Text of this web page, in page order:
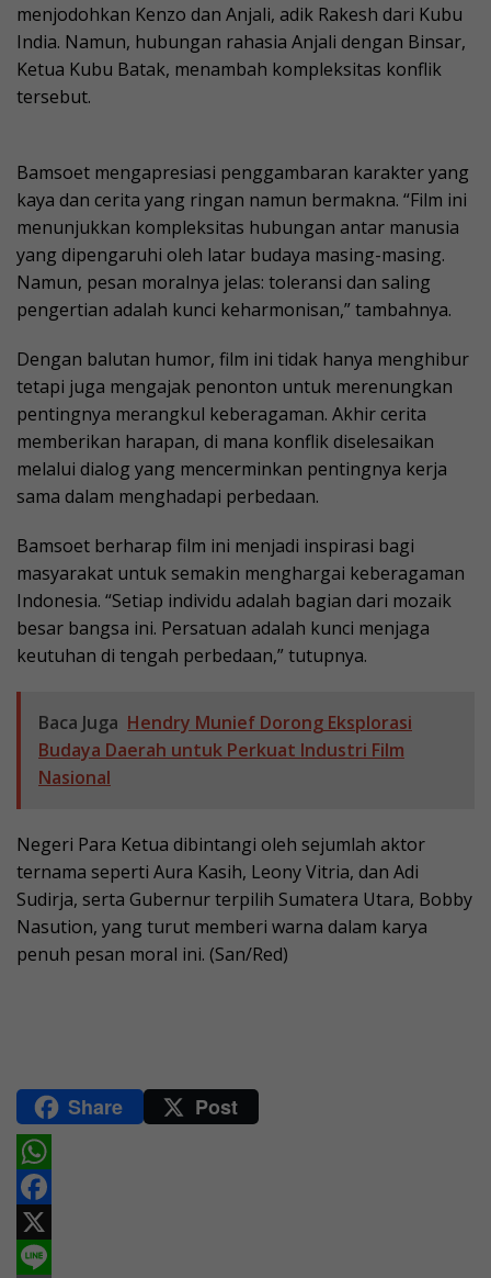
menjodohkan Kenzo dan Anjali, adik Rakesh dari Kubu
India. Namun, hubungan rahasia Anjali dengan Binsar,
Ketua Kubu Batak, menambah kompleksitas konflik
tersebut.
Bamsoet mengapresiasi penggambaran karakter yang
kaya dan cerita yang ringan namun bermakna. “Film ini
menunjukkan kompleksitas hubungan antar manusia
yang dipengaruhi oleh latar budaya masing-masing.
Namun, pesan moralnya jelas: toleransi dan saling
pengertian adalah kunci keharmonisan,” tambahnya.
Dengan balutan humor, film ini tidak hanya menghibur
tetapi juga mengajak penonton untuk merenungkan
pentingnya merangkul keberagaman. Akhir cerita
memberikan harapan, di mana konflik diselesaikan
melalui dialog yang mencerminkan pentingnya kerja
sama dalam menghadapi perbedaan.
Bamsoet berharap film ini menjadi inspirasi bagi
masyarakat untuk semakin menghargai keberagaman
Indonesia. “Setiap individu adalah bagian dari mozaik
besar bangsa ini. Persatuan adalah kunci menjaga
keutuhan di tengah perbedaan,” tutupnya.
Baca Juga Hendry Munief Dorong Eksplorasi
Budaya Daerah untuk Perkuat Industri Film
Nasional
Negeri Para Ketua dibintangi oleh sejumlah aktor
ternama seperti Aura Kasih, Leony Vitria, dan Adi
Sudirja, serta Gubernur terpilih Sumatera Utara, Bobby
Nasution, yang turut memberi warna dalam karya
penuh pesan moral ini. (San/Red)
Share Post
W
h
a
F
a
X